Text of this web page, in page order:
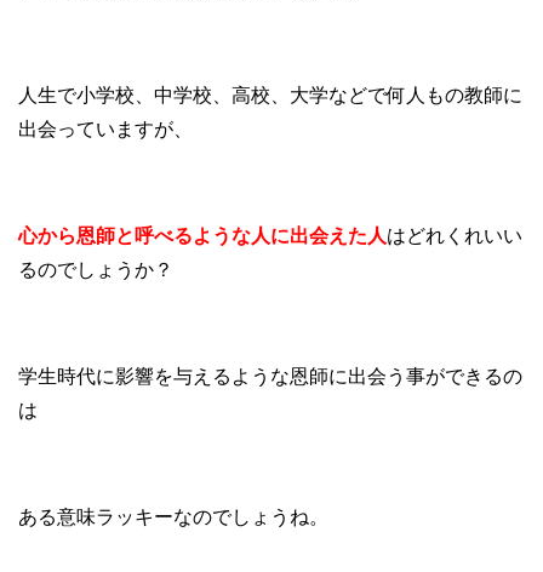
人生で小学校、中学校、高校、大学などで何人もの教師に
出会っていますが、
心から恩師と呼べるような人に出会えた人はどれくれいい
るのでしょうか？
学生時代に影響を与えるような恩師に出会う事ができるの
は
ある意味ラッキーなのでしょうね。